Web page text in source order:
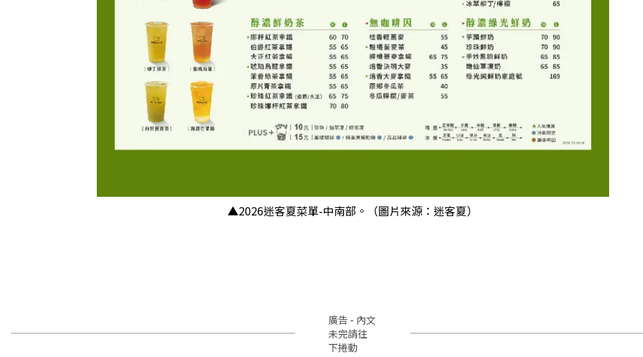
▲2026迷客夏菜單-中南部。（圖片來源：迷客夏）
廣告 - 內文
未完請往
下捲動